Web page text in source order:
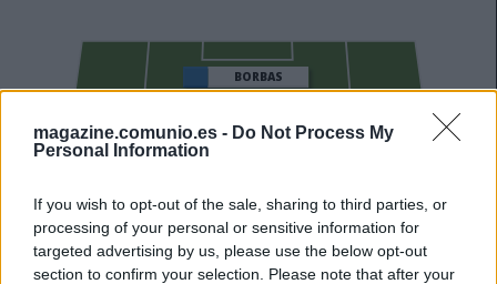
magazine.comunio.es - Do Not Process My
Personal Information
If you wish to opt-out of the sale, sharing to third parties, or
processing of your personal or sensitive information for
targeted advertising by us, please use the below opt-out
section to confirm your selection. Please note that after your
COLOMBATTO
SIBO
REINA
BORBAS